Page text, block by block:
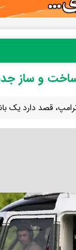
و ساز
قصد دارد یک